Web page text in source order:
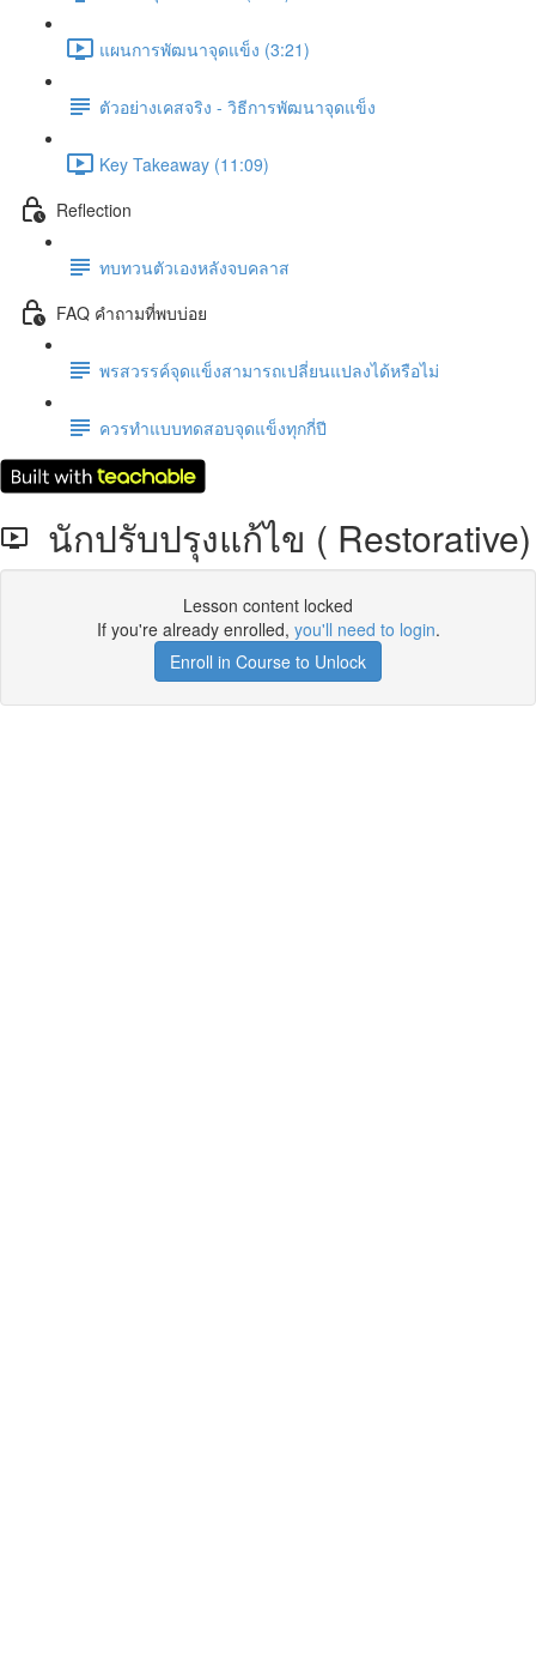
แผนการพัฒนาจุดแข็ง (3:21)
ตัวอย่างเคสจริง - วิธีการพัฒนาจุดแข็ง
Key Takeaway (11:09)
Reflection
ทบทวนตัวเองหลังจบคลาส
FAQ คำถามที่พบบ่อย
พรสวรรค์จุดแข็งสามารถเปลี่ยนแปลงได้หรือไม่
ควรทำแบบทดสอบจุดแข็งทุกกี่ปี
นักปรับปรุงแก้ไข ( Restorative)
Lesson content locked
If you're already enrolled, you'll need to login.
Enroll in Course to Unlock